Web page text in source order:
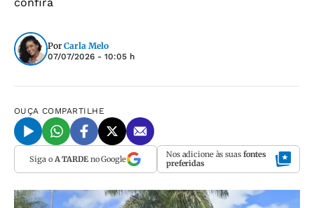
Por Carla Melo
07/07/2026 - 10:05 h
OUÇA COMPARTILHE
Siga o A TARDEno Google Nos adicione às suas fontes
preferidas